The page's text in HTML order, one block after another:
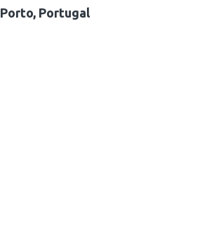
Porto, Portugal